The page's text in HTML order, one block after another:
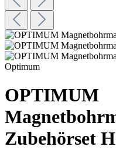
Optimum
OPTIMUM
Zubehörset